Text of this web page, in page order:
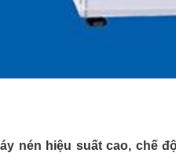
nén hiệu suất cao, chế